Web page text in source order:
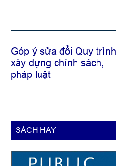
Góp ý sửa đổi Quy trình
xây dựng chính sách,
pháp luật
SÁCH HAY